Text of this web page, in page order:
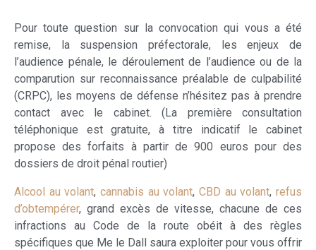
Pour toute question sur la convocation qui vous a été
remise, la suspension préfectorale, les enjeux de
l’audience pénale, le déroulement de l’audience ou de la
comparution sur reconnaissance préalable de culpabilité
(CRPC), les moyens de défense n’hésitez pas à prendre
contact avec le cabinet. (La première consultation
téléphonique est gratuite, à titre indicatif le cabinet
propose des forfaits à partir de 900 euros pour des
dossiers de droit pénal routier)
Alcool au volant,cannabis au volant,CBD au volant,refus
d’obtempérer, grand excès de vitesse, chacune de ces
infractions au Code de la route obéit à des règles
spécifiques que Me le Dall saura exploiter pour vous offrir